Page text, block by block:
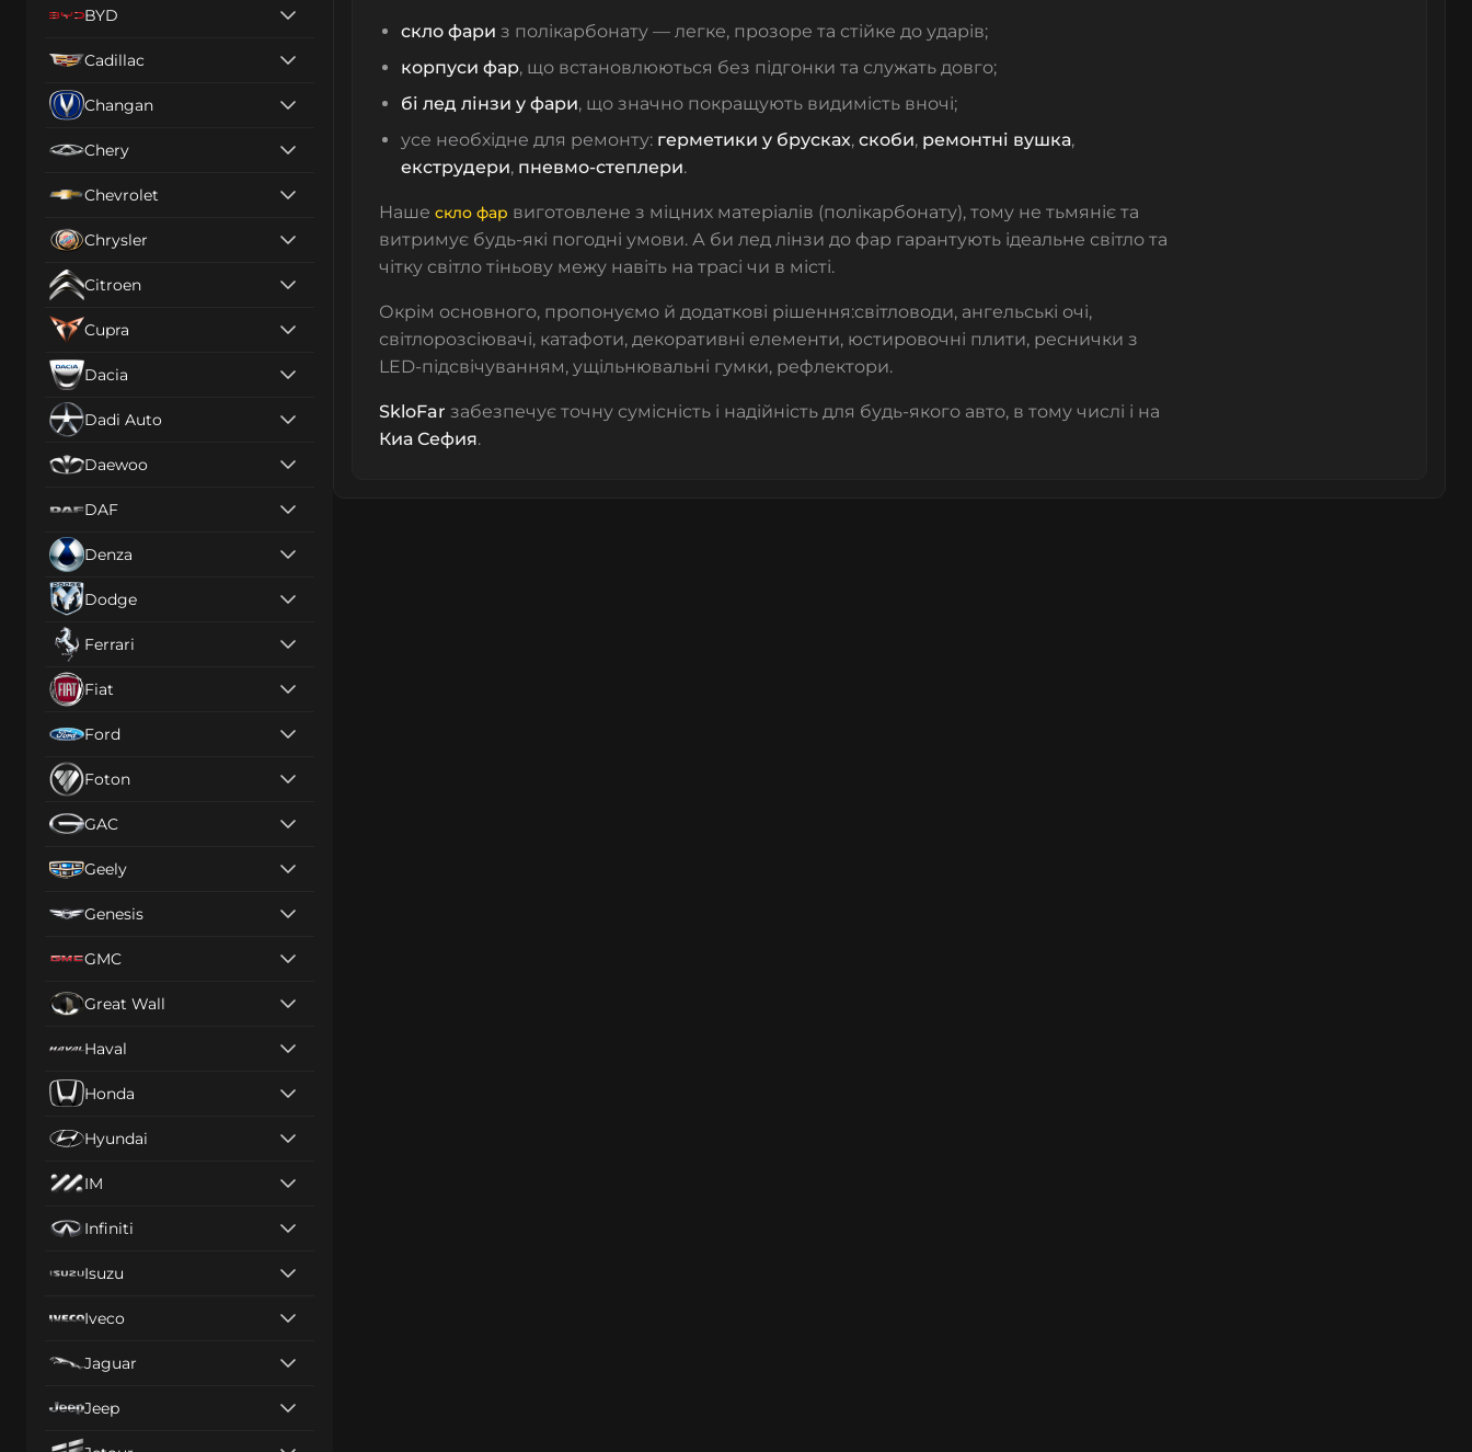
BYD
Cadillac
Changan
Chery
Chevrolet
Chrysler
Citroen
Cupra
Dacia
Dadi Auto
Daewoo
DAF
Denza
Dodge
Ferrari
Fiat
Ford
Foton
GAC
Geely
Genesis
GMC
Great Wall
Haval
Honda
Hyundai
IM
Infiniti
Isuzu
Iveco
Jaguar
Jeep
скло фари з полікарбонату — легке, прозоре та стійке до ударів;
корпуси фар, що встановлюються без підгонки та служать довго;
бі лед лінзи у фари, що значно покращують видимість вночі;
усе необхідне для ремонту: герметики у брусках, скоби, ремонтні вушка,
екструдери, пневмо-степлери.
Наше скло фар виготовлене з міцних матеріалів (полікарбонату), тому не тьмяніє та
витримує будь-які погодні умови. А би лед лінзи до фар гарантують ідеальне світло та
чітку світло тіньову межу навіть на трасі чи в місті.
Окрім основного, пропонуємо й додаткові рішення:світловоди, ангельські очі,
світлорозсіювачі, катафоти, декоративні елементи, юстировочні плити, реснички з
LED-підсвічуванням, ущільнювальні гумки, рефлектори.
SkloFar забезпечує точну сумісність і надійність для будь-якого авто, в тому числі і на
Киа Сефия.